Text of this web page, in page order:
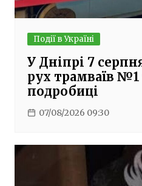
Події в Україні
У Дніпрі 7
рух трамваїв
подробиці
07/08/2026 09:30